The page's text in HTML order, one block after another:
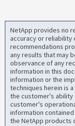
NetApp provides no
accuracy or
recommendations
any results that may
observance of any
information in this
information or the
techniques herein is
the customer's
customer's
information
the NetApp products